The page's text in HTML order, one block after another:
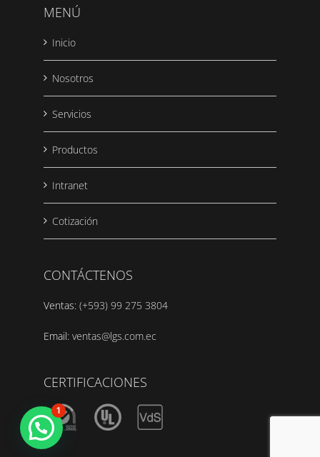
MENÚ
Inicio
Nosotros
Servicios
Productos
Intranet
Cotización
CONTÁCTENOS
Ventas: (+593) 99 275 3804
Email: ventas@lgs.com.ec
CERTIFICACIONES
1